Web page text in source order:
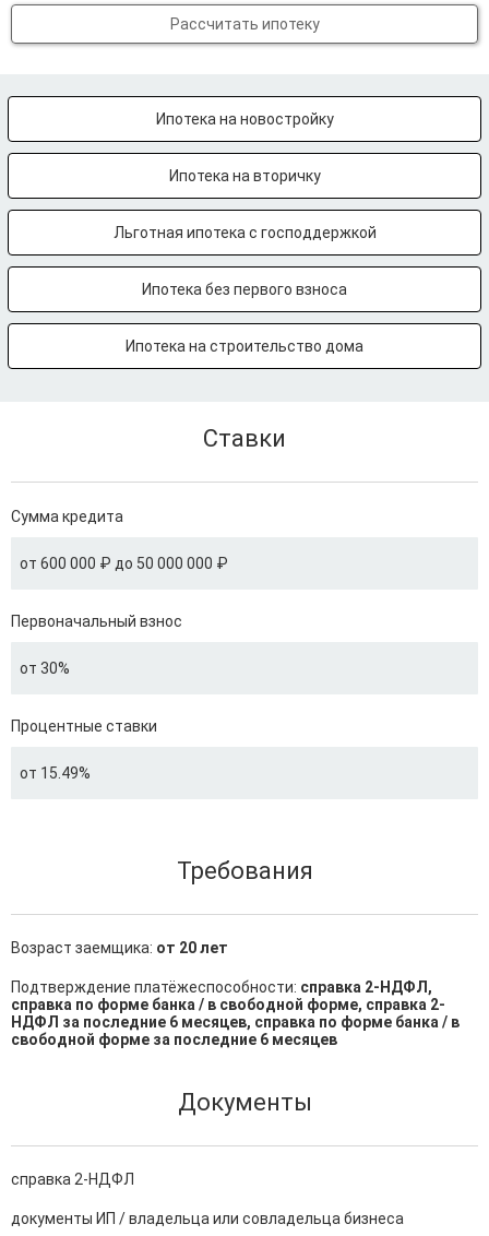
Рассчитать ипотеку
Ипотека на новостройку
Ипотека на вторичку
Льготная ипотека с господдержкой
Ипотека без первого взноса
Ипотека на строительство дома
Ставки
Сумма кредита
от 600 000 ₽ до 50 000 000 ₽
Первоначальный взнос
от 30%
Процентные ставки
от 15.49%
Требования
Возраст заемщика: от 20 лет
Подтверждение платёжеспособности: справка 2-НДФЛ,
справка по форме банка / в свободной форме, справка 2-
НДФЛ за последние 6 месяцев, справка по форме банка / в
свободной форме за последние 6 месяцев
Документы
справка 2-НДФЛ
документы ИП / владельца или совладельца бизнеса